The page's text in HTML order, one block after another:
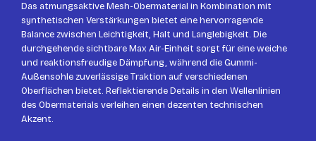
Das atmungsaktive Mesh-Obermaterial in Kombination mit
synthetischen Verstärkungen bietet eine hervorragende
Balance zwischen Leichtigkeit, Halt und Langlebigkeit. Die
durchgehende sichtbare Max Air-Einheit sorgt für eine weiche
und reaktionsfreudige Dämpfung, während die Gummi-
Außensohle zuverlässige Traktion auf verschiedenen
Oberflächen bietet. Reflektierende Details in den Wellenlinien
des Obermaterials verleihen einen dezenten technischen
Akzent.